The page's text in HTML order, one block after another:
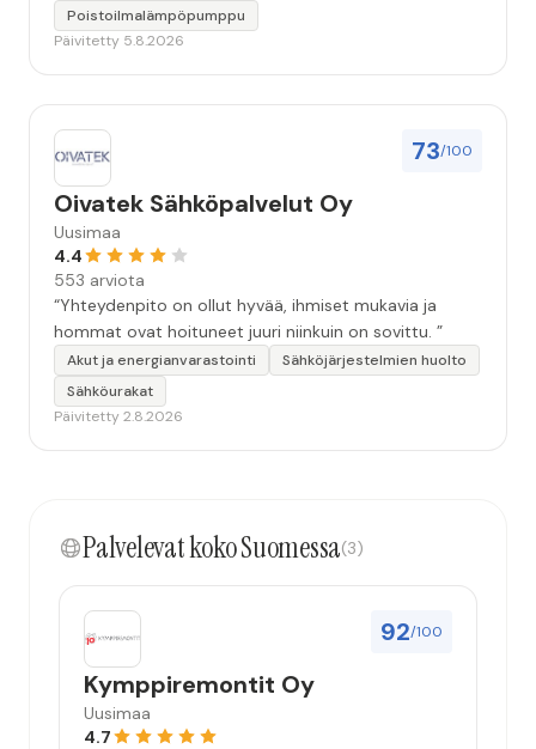
Poistoilmalämpöpumppu
Päivitetty 5.8.2026
73/100
Oivatek Sähköpalvelut Oy
Uusimaa
4.4
553 arviota
“Yhteydenpito on ollut hyvää, ihmiset mukavia ja
hommat ovat hoituneet juuri niinkuin on sovittu. ”
Akut ja energianvarastointi
Sähköjärjestelmien huolto
Sähköurakat
Päivitetty 2.8.2026
Palvelevat koko Suomessa(3)
92/100
Kymppiremontit Oy
Uusimaa
4.7